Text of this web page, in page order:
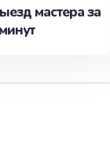
мастера за